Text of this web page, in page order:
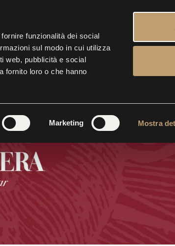
funzionalità dei social
sul modo in cui utilizza
web, pubblicità e social
fornito loro o che hanno
Marketing Mostra
SUITES GALLERY